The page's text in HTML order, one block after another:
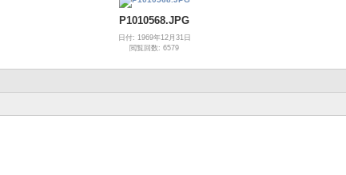
P1010568.JPG
日付: 1969年12月31日
閲覧回数: 6579